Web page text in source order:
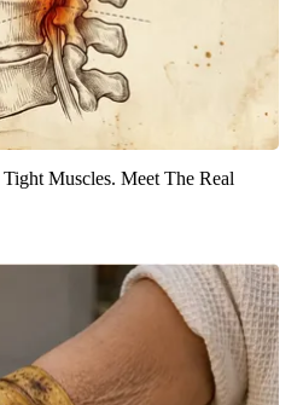
Muscles. Meet The Real